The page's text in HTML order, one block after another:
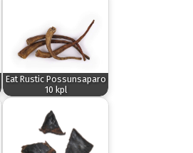
Eat Rustic Possunsaparo
10 kpl